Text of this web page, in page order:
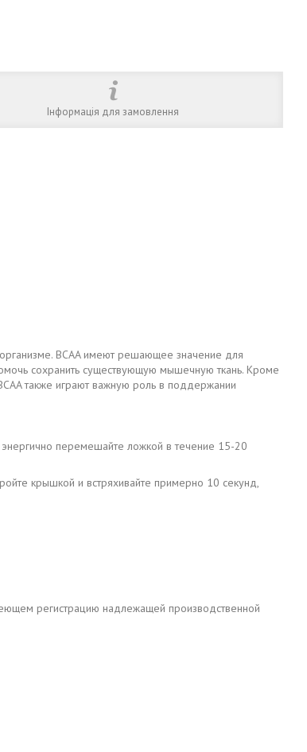
Інформація для замовлення
BCAA имеют решающее значение для
сохранить существующую мышечную ткань. Кроме
также играют важную роль в поддержании
перемешайте ложкой в течение 15-20
крышкой и встряхивайте примерно 10 секунд,
регистрацию надлежащей производственной